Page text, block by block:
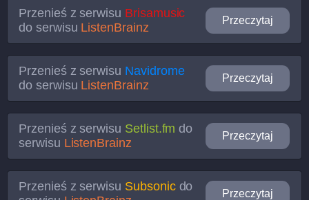
Przenieś z serwisu Brisamusic
do serwisu ListenBrainz
Przeczytaj
Przenieś z serwisu Navidrome
do serwisu ListenBrainz
Przeczytaj
Przenieś z serwisu Setlist.fm do
serwisu ListenBrainz
Przeczytaj
Przenieś z serwisu Subsonicdo
Przeczytaj